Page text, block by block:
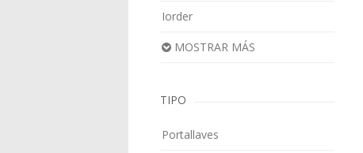
Iorder
MOSTRAR MÁS
TIPO
Portallaves